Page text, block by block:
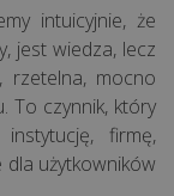
intuicyjnie, że
jest wiedza, lecz
rzetelna, mocno
To czynnik, który
firmę,
dla użytkowników